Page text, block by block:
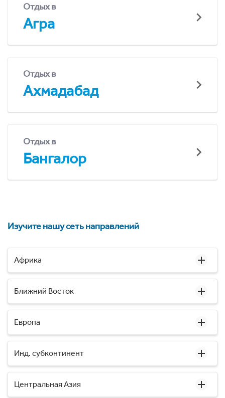
Отдых в
Агра
Отдых в
Ахмадабад
Отдых в
Бангалор
Изучите нашу сеть направлений
Африка
Ближний Восток
Европа
Инд. субконтинент
Центральная Азия